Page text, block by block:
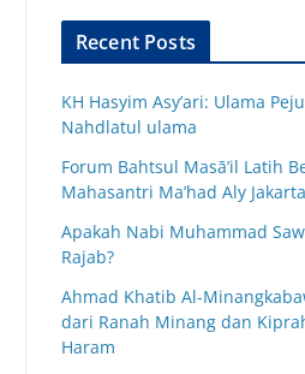
Recent Posts
KH Hasyim Asy’ari: Ulama
Nahdlatul ulama
Forum Bahtsul Masā’il Latih
Mahasantri Ma’had Aly
Apakah Nabi Muhammad
Rajab?
Ahmad Khatib Al-
dari Ranah Minang dan
Haram